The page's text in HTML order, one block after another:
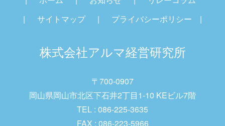
サイトマップ
プライバシーポリシー
株式会社アルマ経営研究所
〒700-0907
岡山県岡山市北区下石井2丁目1-10 KEビル7階
TEL : 086-225-3635
FAX : 086-223-5966